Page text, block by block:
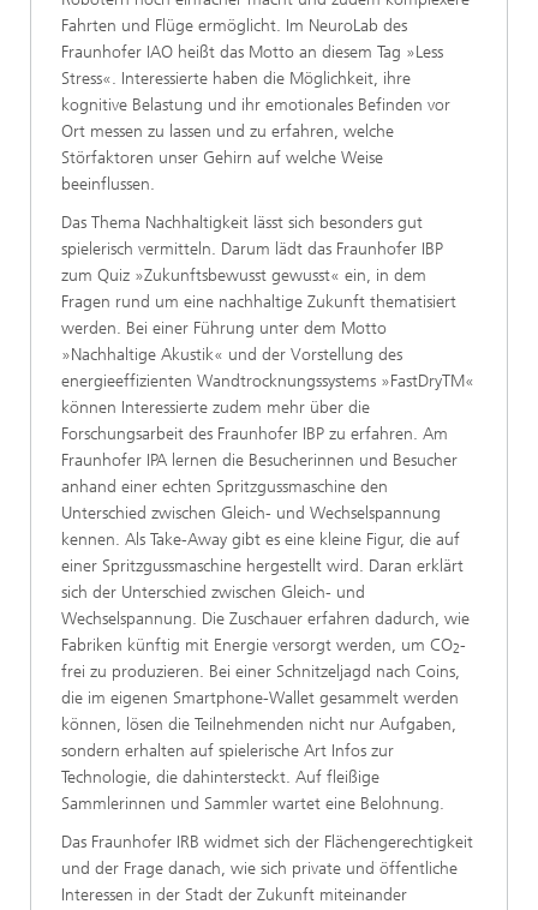
Fahrten und Flüge ermöglicht. Im NeuroLab des
Fraunhofer IAO heißt das Motto an diesem Tag »Less
Stress«. Interessierte haben die Möglichkeit, ihre
kognitive Belastung und ihr emotionales Befinden vor
Ort messen zu lassen und zu erfahren, welche
Störfaktoren unser Gehirn auf welche Weise
beeinflussen.
Das Thema Nachhaltigkeit lässt sich besonders gut
spielerisch vermitteln. Darum lädt das Fraunhofer IBP
zum Quiz »Zukunftsbewusst gewusst« ein, in dem
Fragen rund um eine nachhaltige Zukunft thematisiert
werden. Bei einer Führung unter dem Motto
»Nachhaltige Akustik« und der Vorstellung des
energieeffizienten Wandtrocknungssystems »FastDryTM«
können Interessierte zudem mehr über die
Forschungsarbeit des Fraunhofer IBP zu erfahren. Am
Fraunhofer IPA lernen die Besucherinnen und Besucher
anhand einer echten Spritzgussmaschine den
Unterschied zwischen Gleich- und Wechselspannung
kennen. Als Take-Away gibt es eine kleine Figur, die auf
einer Spritzgussmaschine hergestellt wird. Daran erklärt
sich der Unterschied zwischen Gleich- und
Wechselspannung. Die Zuschauer erfahren dadurch, wie
Fabriken künftig mit Energie versorgt werden, um CO2-
frei zu produzieren. Bei einer Schnitzeljagd nach Coins,
die im eigenen Smartphone-Wallet gesammelt werden
können, lösen die Teilnehmenden nicht nur Aufgaben,
sondern erhalten auf spielerische Art Infos zur
Technologie, die dahintersteckt. Auf fleißige
Sammlerinnen und Sammler wartet eine Belohnung.
Das Fraunhofer IRB widmet sich der Flächengerechtigkeit
und der Frage danach, wie sich private und öffentliche
Interessen in der Stadt der Zukunft miteinander